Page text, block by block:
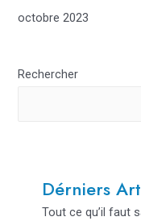
octobre 2023
Rechercher
Dérniers
Tout ce qu’il faut